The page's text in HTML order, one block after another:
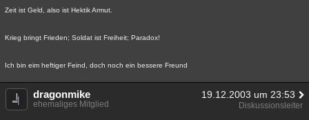
Zeit ist Geld, also ist Hektik Armut.
Krieg bringt Frieden; Soldat ist Freiheit; Paradox!
Ich bin eim heftiger Feind, doch noch ein bessere Freund
dragonmike 19.12.2003 um 23:53
ehemaliges Mitglied Diskussionsleiter